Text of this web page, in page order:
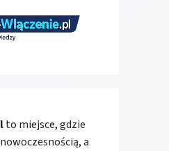
to miejsce, gdzie
a